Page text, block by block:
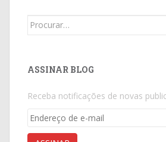
Search
ASSINAR BLOG
Receba notificações de novas
Endereço